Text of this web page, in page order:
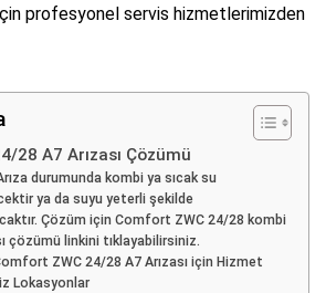
profesyonel servis hizmetlerimizden
28 A7 Arızası Çözümü
durumunda kombi ya sıcak su
ya da suyu yeterli şekilde
Çözüm için Comfort ZWC 24/28 kombi
çözümü linkini tıklayabilirsiniz.
ZWC 24/28 A7 Arızası için Hizmet
Lokasyonlar